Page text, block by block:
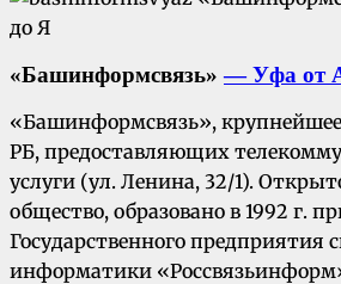
«Башинформсвязь»— Уфа от
«Башинформсвязь»,
РБ, предоставляющих
услуги (ул. Ленина, 32/1).
общество, образовано в 1992 г.
Государственного предприятия
информатики